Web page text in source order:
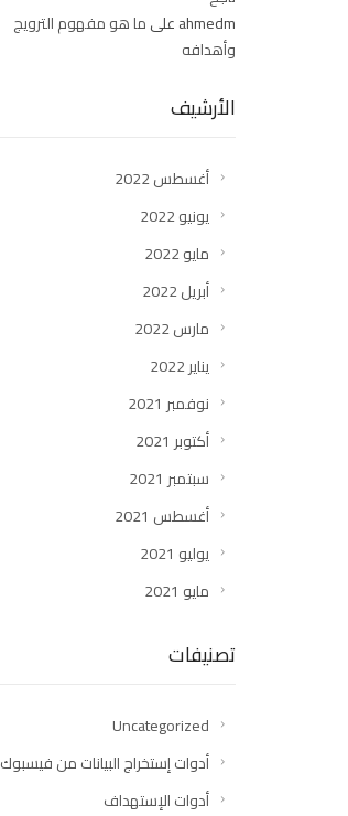
ahmedmعلىما هو مفهوم الترويج
وأهدافه
الأرشيف
أغسطس 2022
يونيو 2022
مايو 2022
أبريل 2022
مارس 2022
يناير 2022
نوفمبر 2021
أكتوبر 2021
سبتمبر 2021
أغسطس 2021
يوليو 2021
مايو 2021
تصنيفات
Uncategorized
أدوات إستخراج البيانات من فيسبوك
أدوات الإستهداف